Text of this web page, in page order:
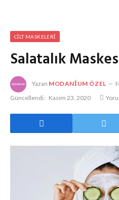
CILT MASKELERI
Salatalık
Yazan MODANIUM ÖZEL
Güncellendi: Kasım 23, 2020